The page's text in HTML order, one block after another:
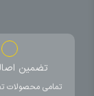
تضمین
تمامی محصولات